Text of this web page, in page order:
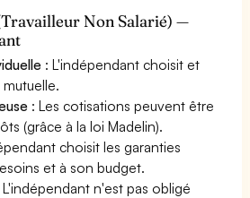
Non Salarié) —
: L'indépendant choisit et
: Les cotisations peuvent être
(grâce à la loi Madelin).
choisit les garanties
et à son budget.
L'indépendant n'est pas obligé